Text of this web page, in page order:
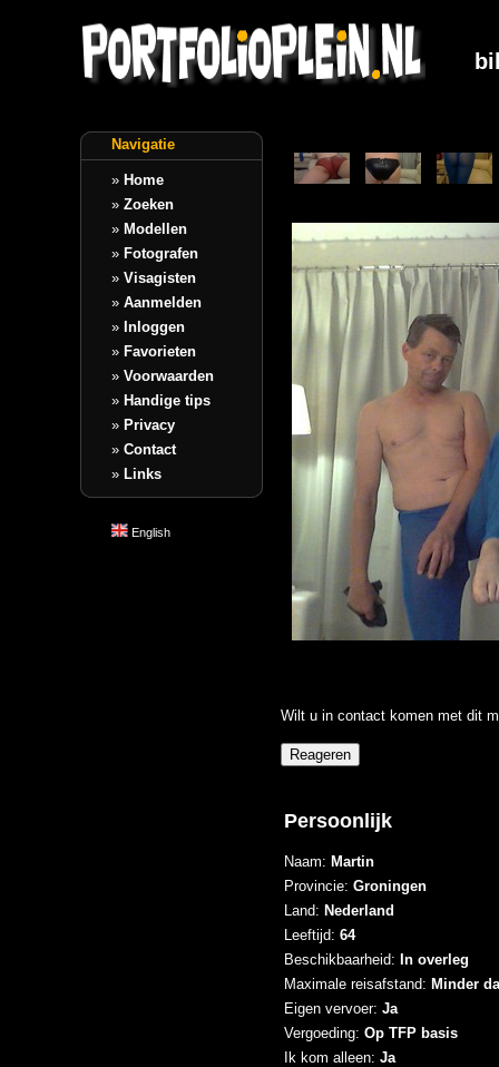
Navigatie
» Home
» Zoeken
» Modellen
» Fotografen
» Visagisten
» Aanmelden
» Inloggen
» Favorieten
» Voorwaarden
» Handige tips
» Privacy
» Contact
» Links
English
Wilt u in contact komen met dit
Persoonlijk
Naam: Martin
Provincie: Groningen
Land: Nederland
Leeftijd: 64
Beschikbaarheid: In overleg
Maximale reisafstand: Minder
Eigen vervoer: Ja
Vergoeding: Op TFP basis
Ik kom alleen: Ja